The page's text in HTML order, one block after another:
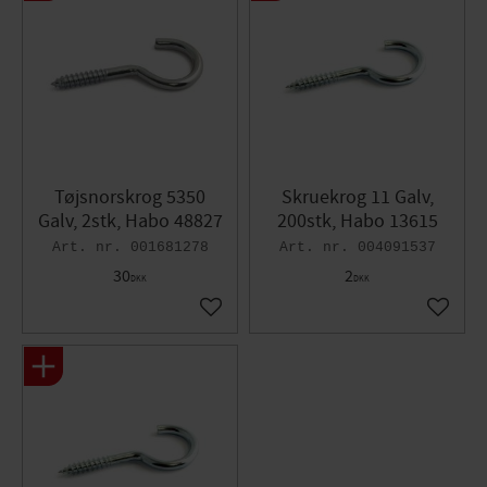
Tøjsnorskrog 5350
Galv, 2stk, Habo 48827
001681278
30DKK
Gem som favorit
Skruekrog 11 Galv,
200stk, Habo 13615
004091537
2DKK
Gem